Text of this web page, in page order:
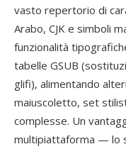
vasto repertorio di
Arabo, CJK e simboli
funzionalità
tabelle GSUB
glifi), alimentando
maiuscoletto, set
complesse. Un
multipiattaforma — lo